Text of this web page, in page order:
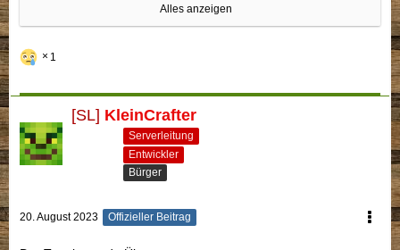
gesicherten Blöcke sind eh weg)
Resettet werden Oberwelt,Nether undEnd .
Holt alles an Resourcen und ggf. Leuchtfeuer aus dem
Alles anzeigen
1
[SL] KleinCrafter
Serverleitung
Entwickler
Bürger
20. August 2023 Offizieller Beitrag